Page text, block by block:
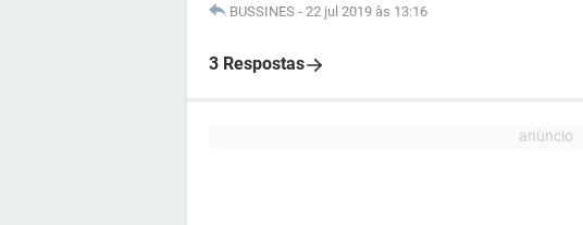
BUSSINES - 22 jul 2019 às 13:16
3 Respostas